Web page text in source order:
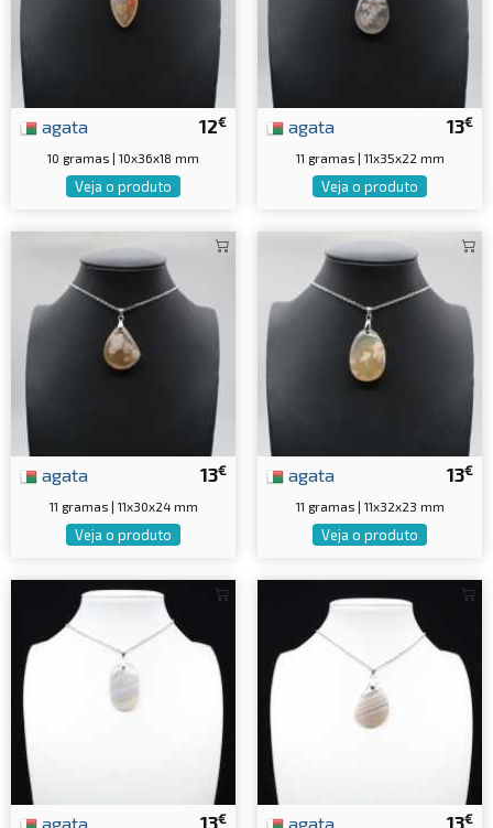
12€
agata
10 gramas | 10x36x18 mm
Veja o produto
13€
agata
11 gramas | 11x35x22 mm
Veja o produto
13€
agata
11 gramas | 11x30x24 mm
Veja o produto
13€
agata
11 gramas | 11x32x23 mm
Veja o produto
13€
agata 13€
agata